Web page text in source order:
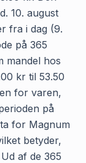
10. august
fra i dag (9.
på 365
mandel hos
kr til 53.50
for varen,
på
for Magnum
betyder,
af de 365